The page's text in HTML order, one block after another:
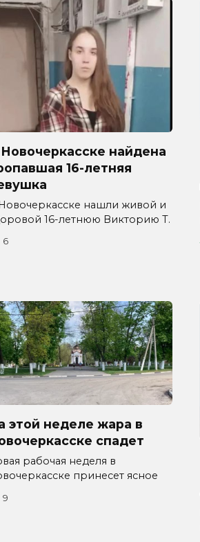
найдена
16-летняя
нашли живой и
16-летнюю Викторию Т.
6
этой неделе жара в
спадет
рабочая неделя в
принесет ясное
9